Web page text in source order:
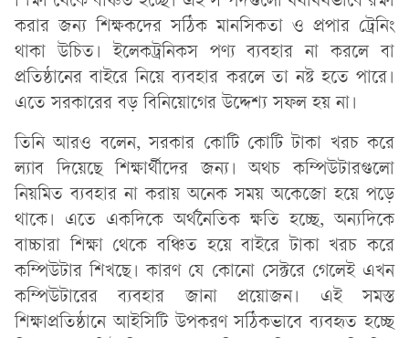
করার জন্য শিক্ষকদের সঠিক মানসিকতা ও প্রপার ট্রেনিং
থাকা উচিত। ইলেকট্রনিকস পণ্য ব্যবহার না করলে বা
প্রতিষ্ঠানের বাইরে নিয়ে ব্যবহার করলে তা নষ্ট হতে পারে।
এতে সরকারের বড় বিনিয়োগের উদ্দেশ্য সফল হয় না।
তিনি আরও বলেন, সরকার কোটি কোটি টাকা খরচ করে
ল্যাব দিয়েছে শিক্ষার্থীদের জন্য। অথচ কম্পিউটারগুলো
নিয়মিত ব্যবহার না করায় অনেক সময় অকেজো হয়ে পড়ে
থাকে। এতে একদিকে অর্থনৈতিক ক্ষতি হচ্ছে, অন্যদিকে
বাচ্চারা শিক্ষা থেকে বঞ্চিত হয়ে বাইরে টাকা খরচ করে
কম্পিউটার শিখছে। কারণ যে কোনো সেক্টরে গেলেই এখন
কম্পিউটারের ব্যবহার জানা প্রয়োজন। এই সমস্ত
শিক্ষাপ্রতিষ্ঠানে আইসিটি উপকরণ সঠিকভাবে ব্যবহৃত হচ্ছে